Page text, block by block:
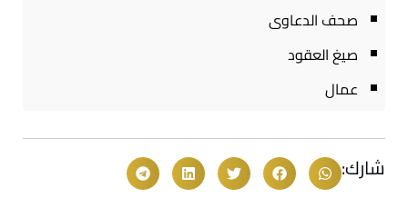
صحف الدعاوى
صيغ العقود
عمال
شارك: